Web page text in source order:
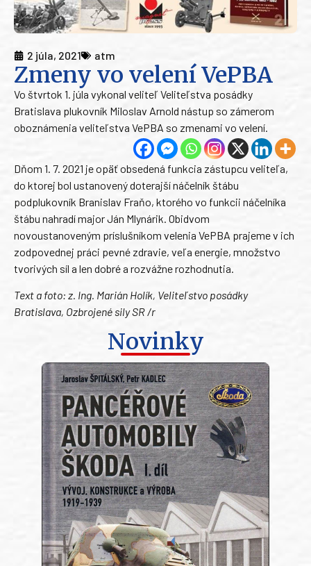
2 júla, 2021 atm
Zmeny vo velení VePBA
Vo štvrtok 1. júla vykonal veliteľ Veliteľstva posádky
Bratislava plukovník Miloslav Arnold nástup so zámerom
oboznámenia veliteľstva VePBA so zmenami vo velení.
Dňom 1. 7. 2021 je opäť obsedená funkcia zástupcu veliteľa,
do ktorej bol ustanovený doterajší náčelník štábu
podplukovník Branislav Fraňo, ktorého vo funkcii náčelníka
štábu nahradí major Ján Mlynárik. Obidvom
novoustanoveným príslušníkom velenia VePBA prajeme v ich
zodpovednej práci pevné zdravie, veľa energie, množstvo
tvorivých síl a len dobré a rozvážne rozhodnutia.
Text a foto: z. Ing. Marián Holík, Veliteľstvo posádky
Bratislava, Ozbrojené sily SR /r
Novinky